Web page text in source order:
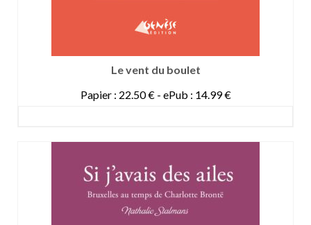
Le vent du boulet
Papier : 22.50 € - ePub : 14.99 €